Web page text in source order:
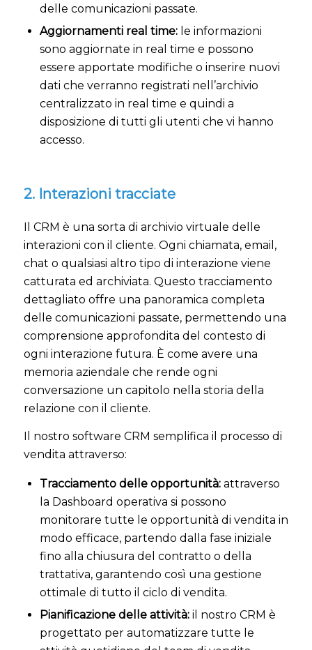
delle comunicazioni passate.
Aggiornamenti real time:le informazioni
sono aggiornate in real time e possono
essere apportate modifiche o inserire nuovi
dati che verranno registrati nell’archivio
centralizzato in real time e quindi a
disposizione di tutti gli utenti che vi hanno
accesso.
2. Interazioni tracciate
Il CRM è una sorta di archivio virtuale delle
interazioni con il cliente. Ogni chiamata, email,
chat o qualsiasi altro tipo di interazione viene
catturata ed archiviata. Questo tracciamento
dettagliato offre una panoramica completa
delle comunicazioni passate, permettendo una
comprensione approfondita del contesto di
ogni interazione futura. È come avere una
memoria aziendale che rende ogni
conversazione un capitolo nella storia della
relazione con il cliente.
Il nostro software CRM semplifica il processo di
vendita attraverso:
Tracciamento delle opportunità:attraverso
la Dashboard operativa si possono
monitorare tutte le opportunità di vendita in
modo efficace, partendo dalla fase iniziale
fino alla chiusura del contratto o della
trattativa, garantendo così una gestione
ottimale di tutto il ciclo di vendita.
Pianificazione delle attività:il nostro CRM è
progettato per automatizzare tutte le